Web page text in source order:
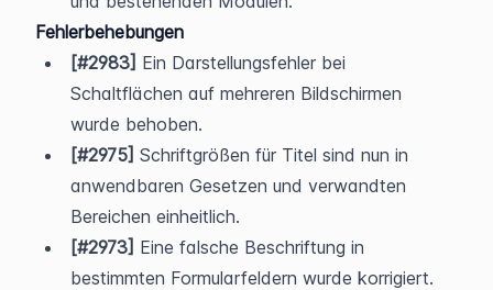
Fehlerbehebungen
[#2983] Ein Darstellungsfehler bei
Schaltflächen auf mehreren Bildschirmen
wurde behoben.
[#2975] Schriftgrößen für Titel sind nun in
anwendbaren Gesetzen und verwandten
Bereichen einheitlich.
[#2973] Eine falsche Beschriftung in
bestimmten Formularfeldern wurde korrigiert.